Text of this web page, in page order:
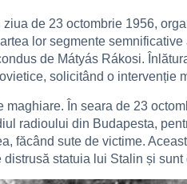
de 23 octombrie 1956,
lor segmente
de Mátyás Rákosi.
solicitând o intervenție
În seara de 23
radioului din Budapesta,
făcând sute de victime.
statuia lui Stalin și